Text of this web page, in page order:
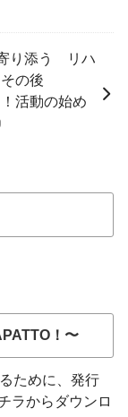
寄り添う リハ
の後
活動の始め
！〜
ために、発行
ラからダウンロ